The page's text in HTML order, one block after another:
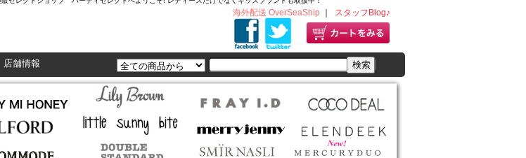
海外配送 OverSeaShip スタッフBlog♪
店舗情報